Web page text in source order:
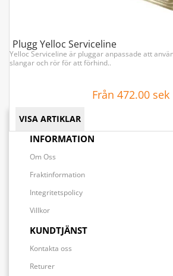
Plugg Yelloc Serviceline
Yelloc Serviceline är pluggar anpassade att
slangar och rör för att förhind..
Från 472.00 sek
VISA ARTIKLAR
INFORMATION
Om Oss
Fraktinformation
Integritetspolicy
Villkor
KUNDTJÄNST
Kontakta oss
Returer